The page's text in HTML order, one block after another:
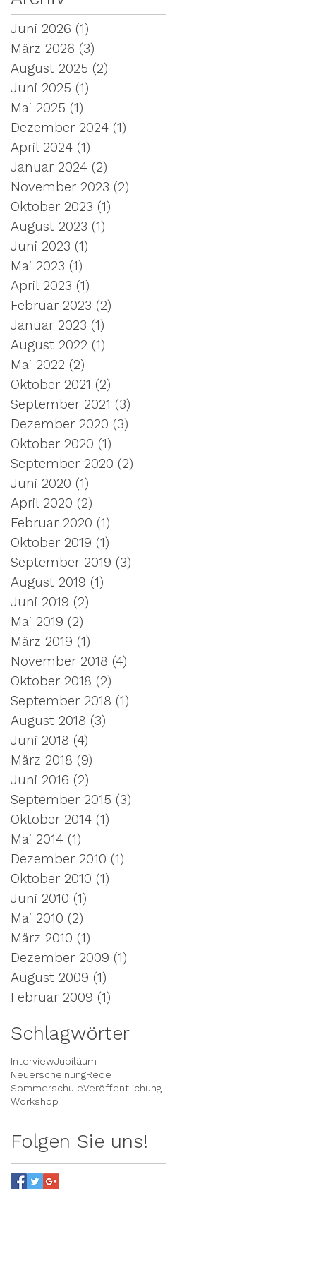
Juni 2026 (1)
März 2026 (3)
August 2025 (2)
Juni 2025 (1)
Mai 2025 (1)
Dezember 2024 (1)
April 2024 (1)
Januar 2024 (2)
November 2023 (2)
Oktober 2023 (1)
August 2023 (1)
Juni 2023 (1)
Mai 2023 (1)
April 2023 (1)
Februar 2023 (2)
Januar 2023 (1)
August 2022 (1)
Mai 2022 (2)
Oktober 2021 (2)
September 2021 (3)
Dezember 2020 (3)
Oktober 2020 (1)
September 2020 (2)
Juni 2020 (1)
April 2020 (2)
Februar 2020 (1)
Oktober 2019 (1)
September 2019 (3)
August 2019 (1)
Juni 2019 (2)
Mai 2019 (2)
März 2019 (1)
November 2018 (4)
Oktober 2018 (2)
September 2018 (1)
August 2018 (3)
Juni 2018 (4)
März 2018 (9)
Juni 2016 (2)
September 2015 (3)
Oktober 2014 (1)
Mai 2014 (1)
Dezember 2010 (1)
Oktober 2010 (1)
Juni 2010 (1)
Mai 2010 (2)
März 2010 (1)
Dezember 2009 (1)
August 2009 (1)
Februar 2009 (1)
Schlagwörter
InterviewJubiläum
NeuerscheinungRede
SommerschuleVeröffentlichung
Workshop
Folgen Sie uns!